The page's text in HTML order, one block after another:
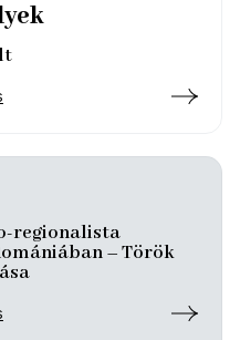
regionalista
– Török